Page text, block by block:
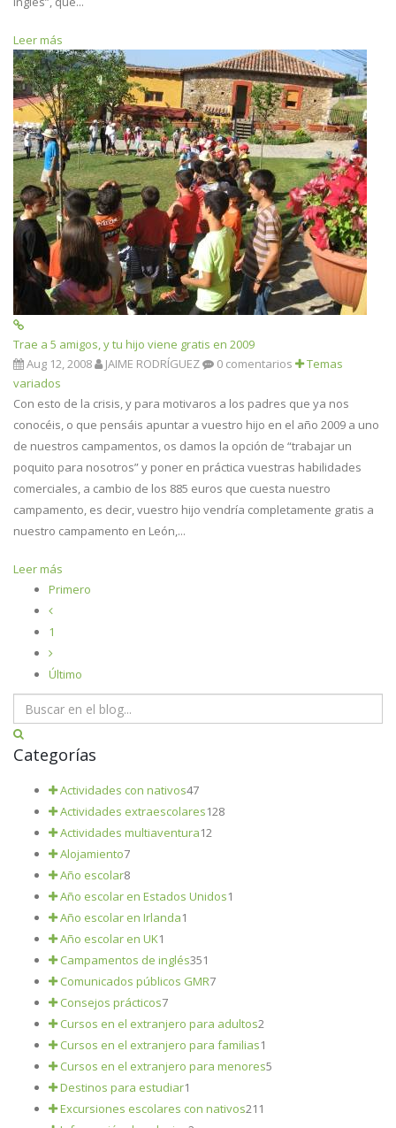
Leer más
Trae a 5 amigos, y tu hijo viene gratis en 2009
Aug 12, 2008
JAIME RODRÍGUEZ 0 comentarios
Temas
variados
Con esto de la crisis, y para motivaros a los padres que ya nos
conocéis, o que pensáis apuntar a vuestro hijo en el año 2009 a uno
de nuestros campamentos, os damos la opción de “trabajar un
poquito para nosotros” y poner en práctica vuestras habilidades
comerciales, a cambio de los 885 euros que cuesta nuestro
campamento, es decir, vuestro hijo vendría completamente gratis a
nuestro campamento en León,...
Leer más
Primero
1
Último
Categorías
Actividades con nativos47
Actividades extraescolares128
Actividades multiaventura12
Alojamiento7
Año escolar8
Año escolar en Estados Unidos1
Año escolar en Irlanda1
Año escolar en UK1
Campamentos de inglés351
Comunicados públicos GMR7
Consejos prácticos7
Cursos en el extranjero para adultos2
Cursos en el extranjero para familias1
Cursos en el extranjero para menores5
Destinos para estudiar1
Excursiones escolares con nativos211